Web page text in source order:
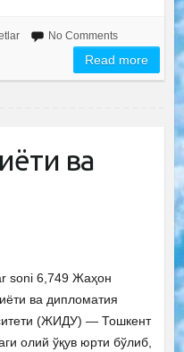
No Comments
Read more
ва
soni 6,749 Жаҳон
ва дипломатия
(ЖИДУ) — Тошкент
олий ўқув юрти бўлиб,